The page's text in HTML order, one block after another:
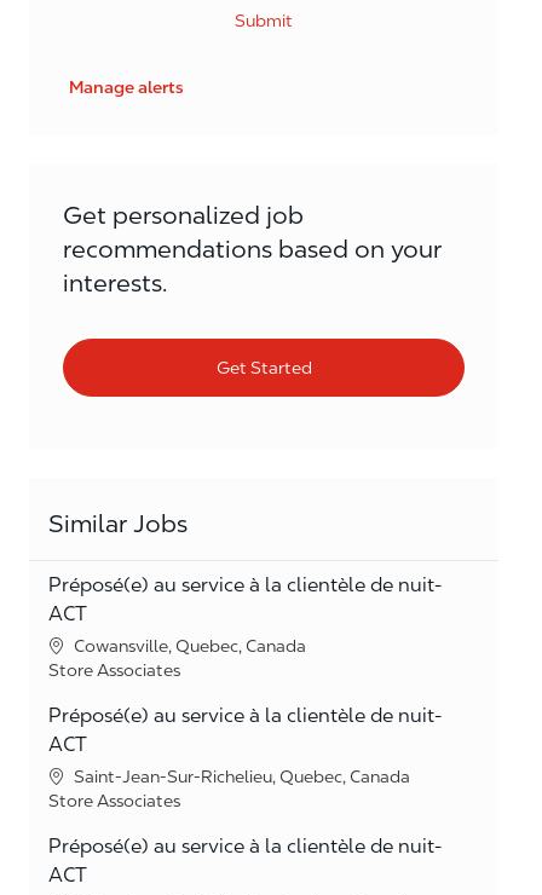
Submit
Manage alerts
Get personalized job
recommendations based on your
interests.
Get Started
Similar Jobs
Préposé(e) au service à la clientèle de nuit-
ACT
Location
Cowansville, Quebec, Canada
Category
Store Associates
Préposé(e) au service à la clientèle de nuit-
ACT
Location
Saint-Jean-Sur-Richelieu, Quebec, Canada
Category
Store Associates
Préposé(e) au service à la clientèle de nuit-
ACT